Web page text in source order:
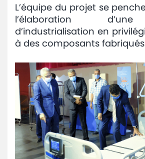
L’équipe du projet se
l’élaboration
d’industrialisation en
à des composants